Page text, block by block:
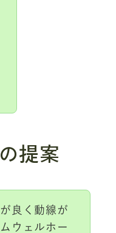
提案
良く動線が
ウェルホー